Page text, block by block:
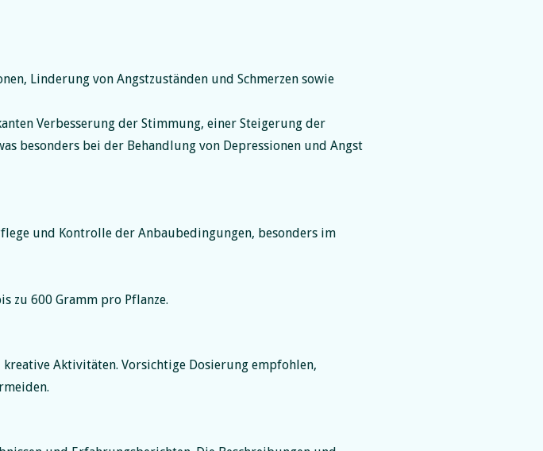
Linderung von Angstzuständen und Schmerzen sowie
Verbesserung der Stimmung, einer Steigerung der
besonders bei der Behandlung von Depressionen und Angst
und Kontrolle der Anbaubedingungen, besonders im
zu 600 Gramm pro Pflanze.
Aktivitäten. Vorsichtige Dosierung empfohlen,